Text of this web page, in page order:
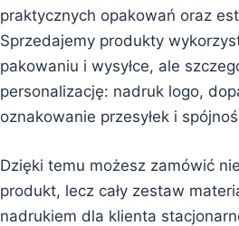
praktycznych opakowań oraz
Sprzedajemy produkty
pakowaniu i wysyłce, ale
personalizację: nadruk logo,
oznakowanie przesyłek i
Dzięki temu możesz zamówić
produkt, lecz cały zestaw
nadrukiem dla klienta